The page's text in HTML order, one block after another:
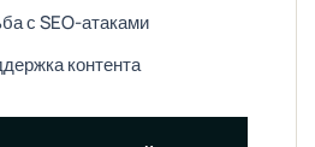
с SEO-атаками
контента